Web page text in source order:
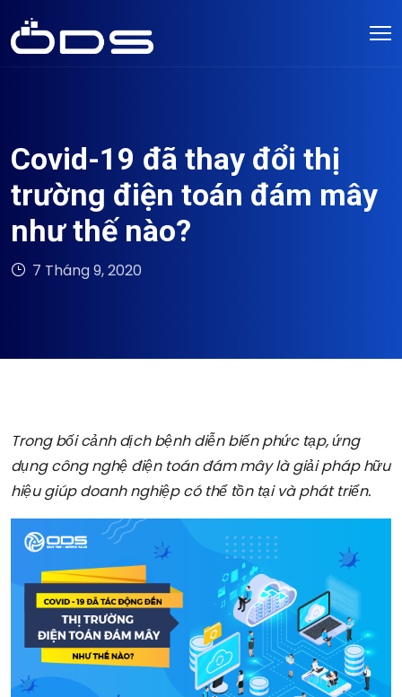
Covid-19 đã thay đổi thị
trường điện toán đám mây
như thế nào?
7 Tháng 9, 2020
Trong bối cảnh dịch bệnh diễn biến phức tạp, ứng
dụng công nghệ điện toán đám mây là giải pháp hữu
hiệu giúp doanh nghiệp có thể tồn tại và phát triển.